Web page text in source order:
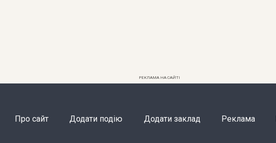
РЕКЛАМА НА САЙТІ
Про сайт Додати подію Додати заклад Реклама